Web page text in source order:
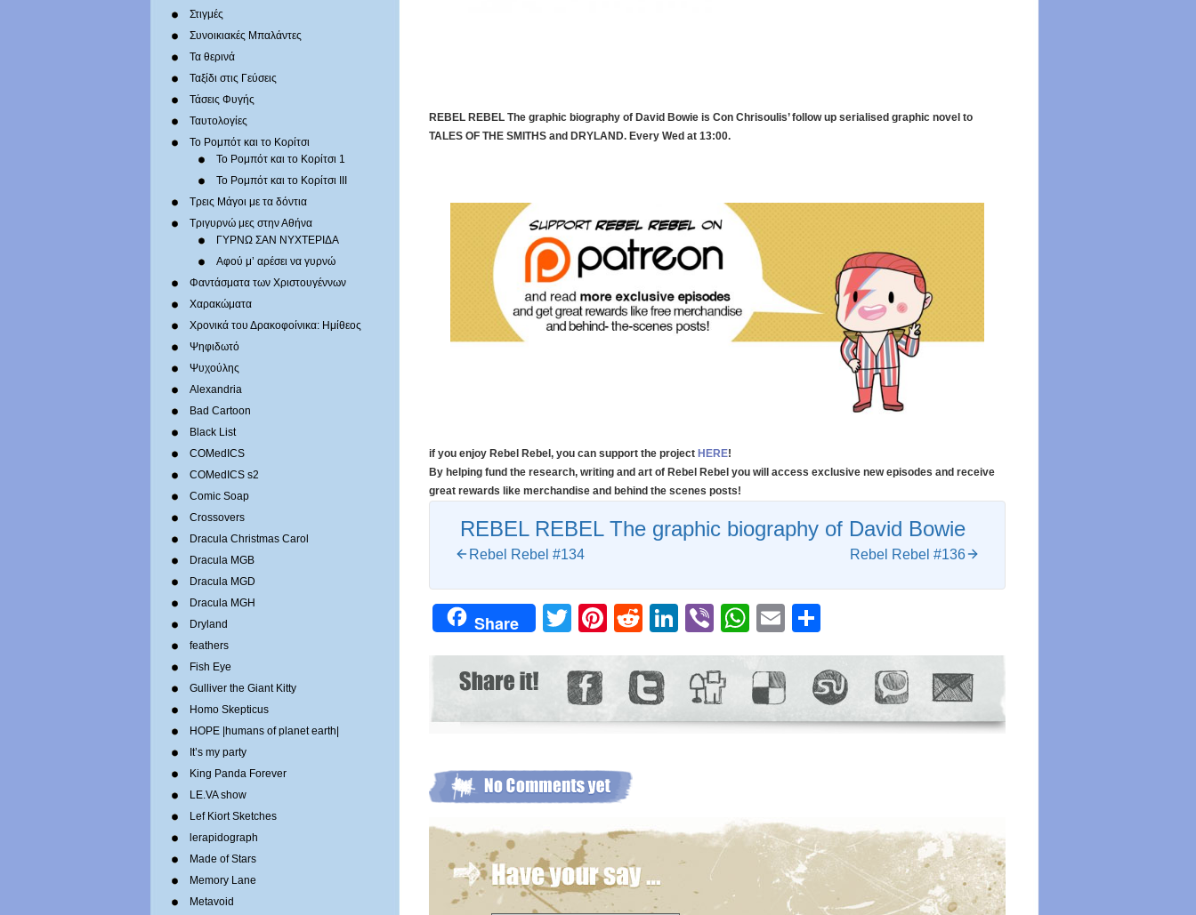
Στιγμές
Συνοικιακές Μπαλάντες
Τα θερινά
Ταξίδι στις Γεύσεις
Τάσεις Φυγής
Ταυτολογίες
Το Ρομπότ και το Κορίτσι
Το Ρομπότ και το Κορίτσι 1
Το Ρομπότ και το Κορίτσι III
Τρεις Μάγοι με τα δόντια
Τριγυρνώ μες στην Αθήνα
ΓΥΡΝΩ ΣΑΝ ΝΥΧΤΕΡΙΔΑ
Αφού μ’ αρέσει να γυρνώ
Φαντάσματα των Χριστουγέννων
Χαρακώματα
Χρονικά του Δρακοφοίνικα: Ημίθεος
Ψηφιδωτό
Ψυχούλης
Alexandria
Bad Cartoon
Black List
COMedICS
COMedICS s2
Comic Soap
Crossovers
Dracula Christmas Carol
Dracula MGB
Dracula MGD
Dracula MGH
Dryland
feathers
Fish Eye
Gulliver the Giant Kitty
Homo Skepticus
HOPE |humans of planet earth|
It’s my party
King Panda Forever
LE.VA show
Lef Kiort Sketches
lerapidograph
Made of Stars
Memory Lane
Metavoid
REBEL REBEL The graphic biography of David Bowie is Con Chrisoulis’ follow up serialised graphic novel to
TALES OF THE SMITHS and DRYLAND. Every Wed at 13:00.
if you enjoy Rebel Rebel, you can support the project HERE!
By helping fund the research, writing and art of Rebel Rebel you will access exclusive new episodes and receive
great rewards like merchandise and behind the scenes posts!
REBEL REBEL The graphic biography of David Bowie
Rebel Rebel #134 Rebel Rebel #136
Share Twitter
Pinterest
RedditLinkedIn
ViberWhatsApp
Email